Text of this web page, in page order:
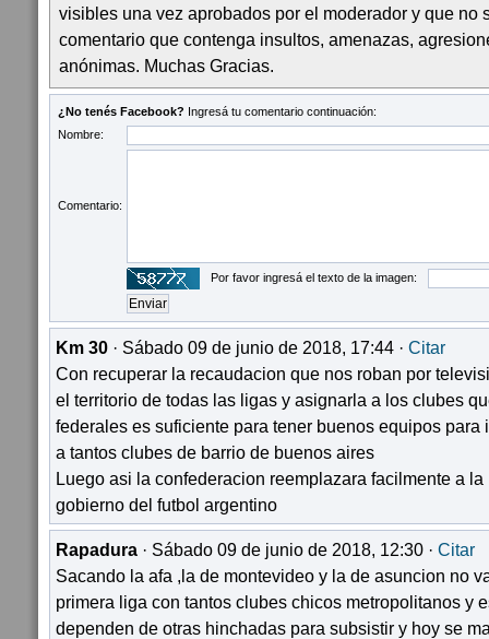
visibles una vez aprobados por el moderador y que no
comentario que contenga insultos, amenazas,
anónimas. Muchas Gracias.
¿No tenés Facebook? Ingresá tu comentario continuación:
Nombre:
Comentario:
Por favor ingresá el texto de la imagen:
Km 30 · Sábado 09 de junio de 2018, 17:44 · Citar
Con recuperar la recaudacion que nos roban por
el territorio de todas las ligas y asignarla a los clubes
federales es suficiente para tener buenos equipos para
a tantos clubes de barrio de buenos aires
Luego asi la confederacion reemplazara facilmente a
gobierno del futbol argentino
Rapadura · Sábado 09 de junio de 2018, 12:30 · Citar
Sacando la afa ,la de montevideo y la de asuncion no
primera liga con tantos clubes chicos metropolitanos y
dependen de otras hinchadas para subsistir y hoy se